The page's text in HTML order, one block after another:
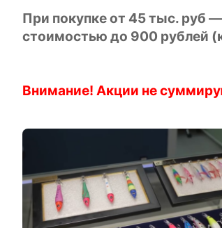
При покупке от 45 тыс. руб
стоимостью до 900 рублей
Внимание! Акции не